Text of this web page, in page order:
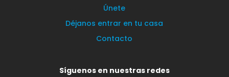
Únete
Déjanos entrar en tu casa
Contacto
Síguenos en nuestras redes